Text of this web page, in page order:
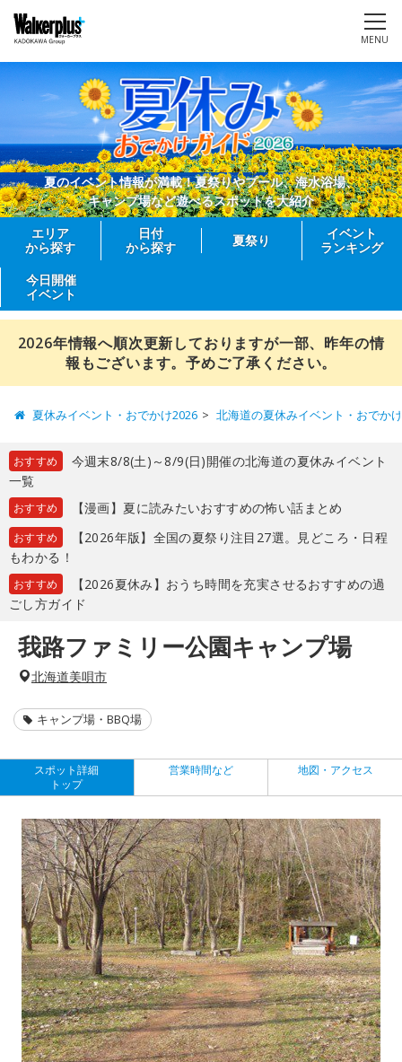
MENU
夏のイベント情報が満載！夏祭りやプール、海水浴場、
キャンプ場など遊べるスポットを大紹介
エリア
から探す
日付
から探す
夏祭り
イベント
ランキング
今日開催
イベント
2026年情報へ順次更新しておりますが一部、昨年の情
報もございます。予めご了承ください。
夏休みイベント・おでかけ2026 北海道の夏休みイベント・おでか
おすすめ
今週末8/8(土)～8/9(日)開催の北海道の夏休みイベント
一覧
おすすめ 【漫画】夏に読みたいおすすめの怖い話まとめ
おすすめ
【2026年版】全国の夏祭り注目27選。見どころ・日程
もわかる！
おすすめ
【2026夏休み】おうち時間を充実させるおすすめの過
ごし方ガイド
我路ファミリー公園キャンプ場
北海道美唄市
キャンプ場・BBQ場
スポット詳細
トップ
営業時間など 地図・アクセス